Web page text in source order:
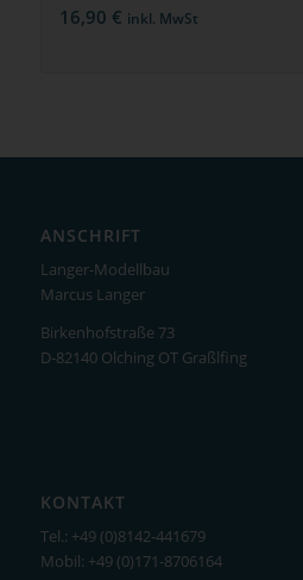
16,90 € inkl. MwSt
ANSCHRIFT
Langer-Modellbau
Marcus Langer
Birkenhofstraße 73
D-82140 Olching OT Graßlfing
KONTAKT
Tel.: +49 (0)8142-441679
Mobil: +49 (0)171-8706164